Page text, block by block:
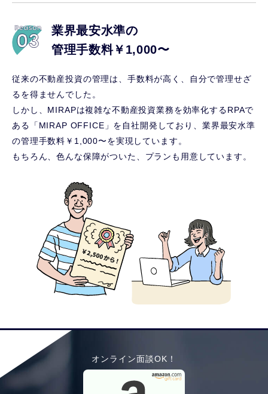
業界最安水準の
管理手数料￥1,000〜
従来の不動産投資の管理は、手数料が高く、自分で管理せざ
るを得ませんでした。
しかし、MIRAPは複雑な不動産投資業務を効率化するRPAで
ある「MIRAP OFFICE」を自社開発しており、業界最安水準
の管理手数料￥1,000〜を実現しています。
もちろん、色んな保障がついた、プランも用意しています。
オンライン面談OK！